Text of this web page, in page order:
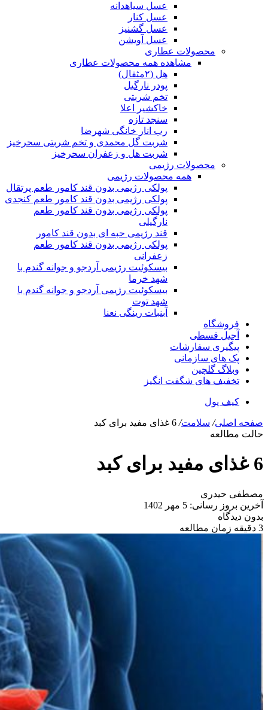
عسل سیاهدانه
عسل کنار
عسل گشنیز
عسل آویشن
محصولات عطاری
مشاهده همه محصولات عطاری
هل (۲مثقال)
پودر نارگیل
تخم شربتی
خاکشیر اعلا
سنجد تازه
رب انار خانگی شهرضا
شربت گل محمدی و تخم شربتی سحرخیز
شربت هل و زعفران سحرخیز
محصولات رژیمی
همه محصولات رژیمی
پولکی رژیمی بدون قند کامور طعم پرتقال
پولکی رژیمی بدون قند کامور طعم کنجدی
پولکی رژیمی بدون قند کامور طعم
نارگیلی
قند رژیمی حبه ای بدون قند کامور
پولکی رژیمی بدون قند کامور طعم
زعفرانی
بيسکوئيت رژیمی آردجو و جوانه گندم با
شهد خرما
بيسکوئيت رژیمی آردجو و جوانه گندم با
شهد توت
آبنبات رینگی نعنا
فروشگاه
آجیل قسطی
پیگیری سفارشات
پک های سازمانی
وبلاگ گلچین
تخفیف های شگفت انگیز
کیف پول
صفحه اصلی/ سلامت/ 6 غذای مفید برای کبد
حالت مطالعه
6 غذای مفید برای کبد
مصطفی حیدری
آخرین بروز رسانی: 5 مهر 1402
بدون دیدگاه
3 دقیقه زمان مطالعه